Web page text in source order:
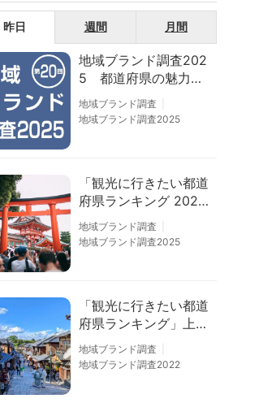
昨日 週間 月間
地域ブランド調査202
5 都道府県の魅力度
等調査結果
地域ブランド調査
地域ブランド調査2025
「観光に行きたい都道
府県ランキング 202
6」京都は低下、神奈
川上昇
地域ブランド調査
地域ブランド調査2025
「観光に行きたい都道
府県ランキング」上位
の順位に変動あり
地域ブランド調査
地域ブランド調査2022